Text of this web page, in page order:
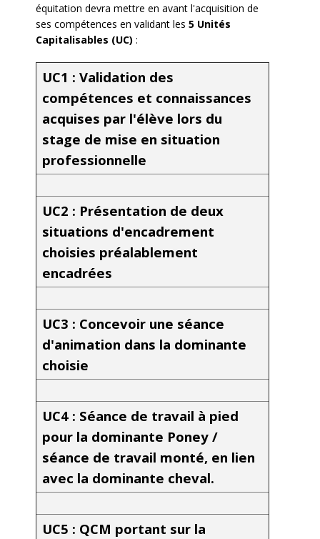
équitation devra mettre en avant l'acquisition de
ses compétences en validant les 5 Unités
Capitalisables (UC) :
UC1 : Validation des
compétences et connaissances
acquises par l'élève lors du
stage de mise en situation
professionnelle
UC2 : Présentation de deux
situations d'encadrement
choisies préalablement
encadrées
UC3 : Concevoir une séance
d'animation dans la dominante
choisie
UC4 : Séance de travail à pied
pour la dominante Poney /
séance de travail monté, en lien
avec la dominante cheval.
UC5 : QCM portant sur la